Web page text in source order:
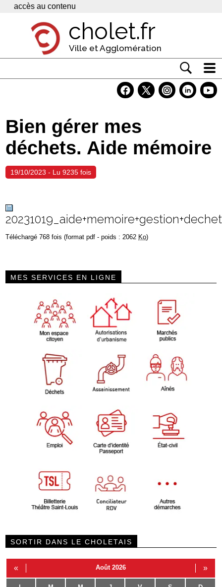
Panneau de gestion des cookies
accès au contenu
cholet.fr
Ville et Agglomération
Economie
Services
Contacts
Bien gérer mes
déchets. Aide mémoire
19/10/2023 - Lu 9235 fois
Téléchargé 768 fois (format pdf - poids : 2062 Ko)
MES SERVICES EN LIGNE
SORTIR DANS LE CHOLETAIS
« Août 2026 »